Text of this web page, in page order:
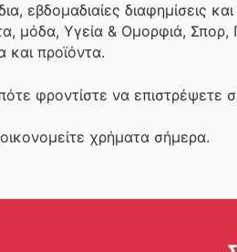
εβδομαδιαίες διαφημίσεις
μόδα, Υγεία & Ομορφιά, Σπορ,
και προϊόντα.
φροντίστε να επιστρέψετε
χρήματα σήμερα.